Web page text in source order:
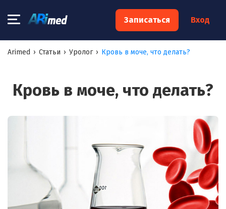
Записаться Вход
Arimed › Статьи › Уролог › Кровь в моче, что делать?
Кровь в моче, что делать?
×
Запишитесь на консультацию к
Ваш телефон:*
Я согласен на обработку моих персональных данных